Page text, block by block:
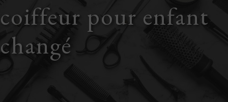
coiffeur pour enfant
changé